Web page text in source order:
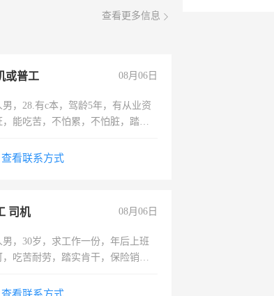
查看更多信息
或普工 08月06日
男，28.有c本，驾龄5年，有从业资
，能吃苦，不怕累，不怕脏，踏
查看联系方式
司机 08月06日
男，30岁，求工作一份，年后上班
，吃苦耐劳，踏实肯干，保险销售